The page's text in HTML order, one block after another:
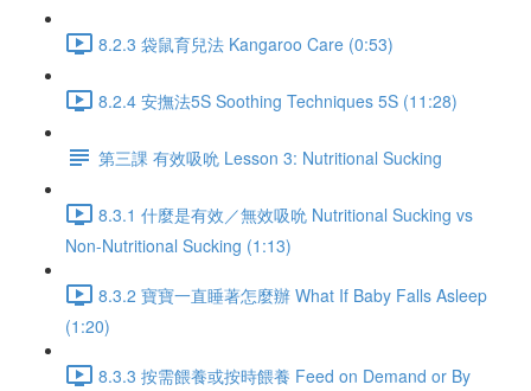
8.2.3 袋鼠育兒法 Kangaroo Care (0:53)
8.2.4 安撫法5S Soothing Techniques 5S (11:28)
第三課 有效吸吮 Lesson 3: Nutritional Sucking
8.3.1 什麼是有效／無效吸吮 Nutritional Sucking vs
Non-Nutritional Sucking (1:13)
8.3.2 寶寶一直睡著怎麼辦 What If Baby Falls Asleep
(1:20)
8.3.3 按需餵養或按時餵養 Feed on Demand or By